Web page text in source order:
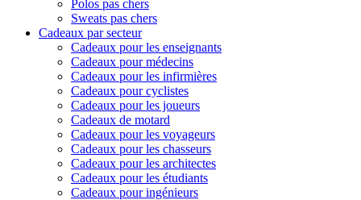
Polos pas chers
Sweats pas chers
Cadeaux par secteur
Cadeaux pour les enseignants
Cadeaux pour médecins
Cadeaux pour les infirmières
Cadeaux pour cyclistes
Cadeaux pour les joueurs
Cadeaux de motard
Cadeaux pour les voyageurs
Cadeaux pour les chasseurs
Cadeaux pour les architectes
Cadeaux pour les étudiants
Cadeaux pour ingénieurs